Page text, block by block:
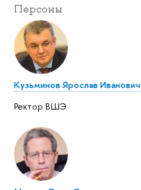
Персоны
Кузьминов Ярослав Иванович
Ректор ВШЭ